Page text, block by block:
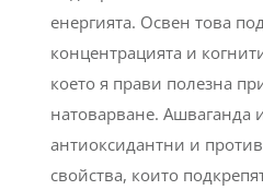
енергията. Освен това
концентрацията и
което я прави полезна
натоварване. Ашваганда
антиоксидантни и
свойства, които